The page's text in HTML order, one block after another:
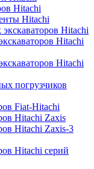
Hitachi
Hitachi
Hitachi
Hitachi
Hitachi
погрузчиков
Fiat-Hitachi
Hitachi Zaxis
Hitachi Zaxis-3
Hitachi серий